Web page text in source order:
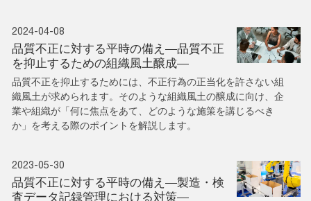
2024-04-08
品質不正に対する平時の備え―品質不正
を抑止するための組織風土醸成―
品質不正を抑止するためには、不正行為の正当化を許さない組
織風土が求められます。そのような組織風土の醸成に向け、企
業や組織が「何に焦点をあて、どのような施策を講じるべき
か」を考える際のポイントを解説します。
2023-05-30
品質不正に対する平時の備え―製造・検
査データ記録管理における対策―